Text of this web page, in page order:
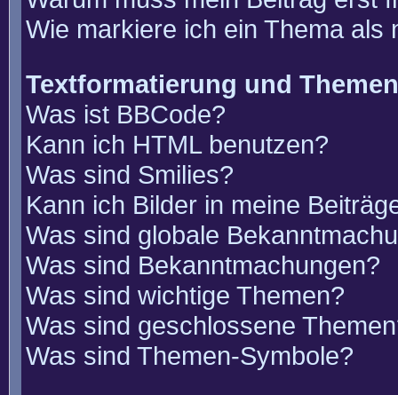
Wie markiere ich ein Thema als
Textformatierung und
Was ist BBCode?
Kann ich HTML benutzen?
Was sind Smilies?
Kann ich Bilder in meine
Was sind globale
Was sind Bekanntmachungen?
Was sind wichtige Themen?
Was sind geschlossene
Was sind Themen-Symbole?